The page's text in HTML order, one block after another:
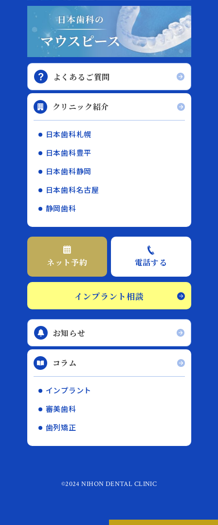
よくあるご質問
クリニック紹介
日本歯科札幌
日本歯科豊平
日本歯科静岡
日本歯科名古屋
静岡歯科
ネット予約 電話する
インプラント相談
お知らせ
コラム
インプラント
審美歯科
歯列矯正
©2024 NIHON DENTAL CLINIC